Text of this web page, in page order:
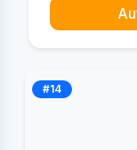
#14